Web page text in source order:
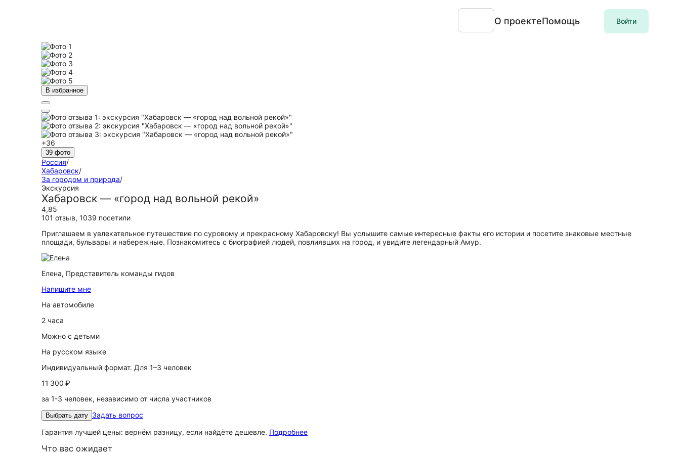
О проектеПомощь Войти
В избранное
+36
39 фото
Россия/
Хабаровск/
За городом и природа/
Экскурсия
Хабаровск — «город над вольной рекой»
4,85
101 отзыв, 1039 посетили
Приглашаем в увлекательное путешествие по суровому и прекрасному Хабаровску! Вы услышите самые интересные факты его истории и посетите знаковые местные
площади, бульвары и набережные. Познакомитесь с биографией людей, повлиявших на город, и увидите легендарный Амур.
Елена, Представитель команды гидов
Напишите мне
На автомобиле
2 часа
Можно с детьми
На русском языке
Индивидуальный формат. Для 1–3 человек
11 300 ₽
за 1-3 человек, независимо от числа участников
Выбрать дату Задать вопрос
Гарантия лучшей цены: вернём разницу, если найдёте дешевле. Подробнее
Что вас ожидает